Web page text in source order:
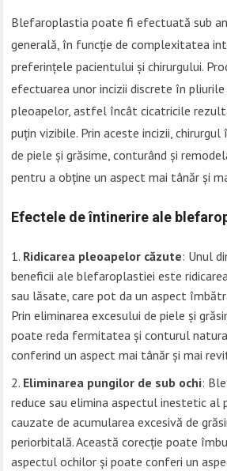
Blefaroplastia poate fi efectuată sub
generală, în funcție de complexitatea
preferințele pacientului și chirurgului.
efectuarea unor incizii discrete în
pleoapelor, astfel încât cicatricile
puțin vizibile. Prin aceste incizii,
de piele și grăsime, conturând și
pentru a obține un aspect mai tânăr și
Efectele de întinerire ale
Ridicarea pleoapelor căzute: Unul
beneficii ale blefaroplastiei este
sau lăsate, care pot da un aspect
Prin eliminarea excesului de piele și
poate reda fermitatea și conturul
conferind un aspect mai tânăr și mai
Eliminarea pungilor de sub ochi:
reduce sau elimina aspectul inestetic al
cauzate de acumularea excesivă de
periorbitală. Această corecție poate
aspectul ochilor și poate conferi un